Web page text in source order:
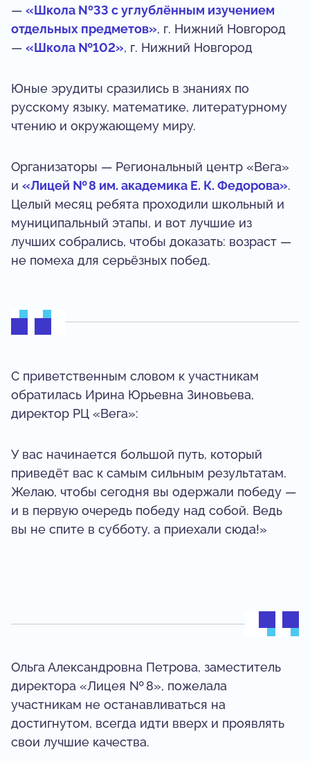
— «Школа Nº33 с углублённым изучением
отдельных предметов», г. Нижний Новгород
— «Школа №102», г. Нижний Новгород
Юные эрудиты сразились в знаниях по
русскому языку, математике, литературному
чтению и окружающему миру.
Организаторы — Региональный центр «Вега»
и «Лицей № 8 им. академика Е. К. Федорова».
Целый месяц ребята проходили школьный и
муниципальный этапы, и вот лучшие из
лучших собрались, чтобы доказать: возраст —
не помеха для серьёзных побед.
С приветственным словом к участникам
обратилась Ирина Юрьевна Зиновьева,
директор РЦ «Вега»:
У вас начинается большой путь, который
приведёт вас к самым сильным результатам.
Желаю, чтобы сегодня вы одержали победу —
и в первую очередь победу над собой. Ведь
вы не спите в субботу, а приехали сюда!»
Ольга Александровна Петрова, заместитель
директора «Лицея № 8», пожелала
участникам не останавливаться на
достигнутом, всегда идти вверх и проявлять
свои лучшие качества.